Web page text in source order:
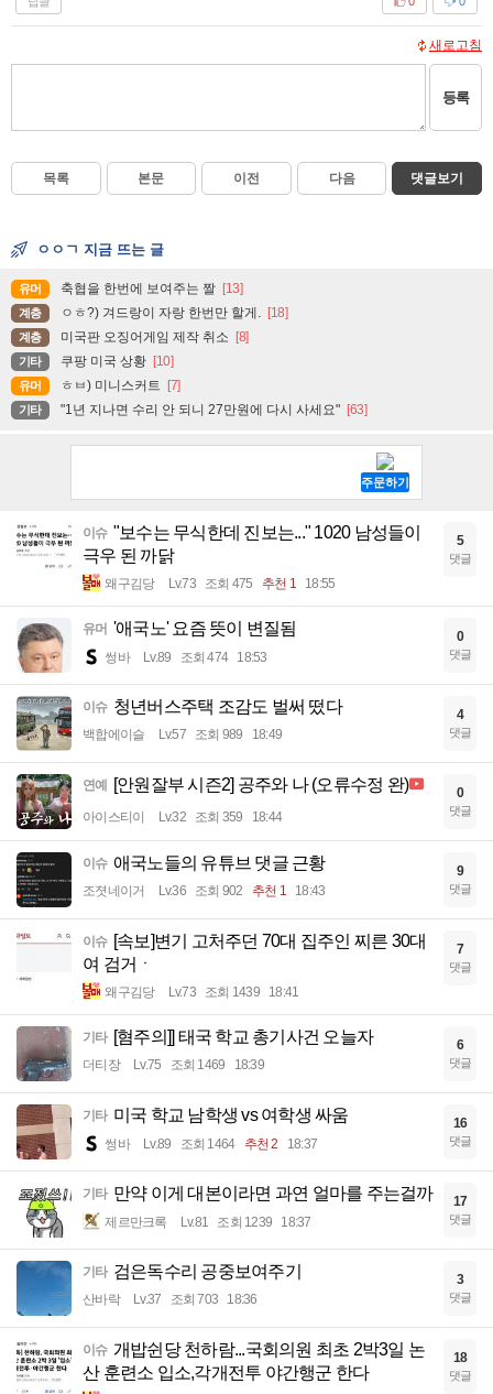
새로고침
등록
목록 본문 이전 다음 댓글보기
ㅇㅇㄱ 지금 뜨는 글
유머 축협을 한번에 보여주는 짤 [13]
계층 ㅇㅎ?) 겨드랑이 자랑 한번만 할게. [18]
계층 미국판 오징어게임 제작 취소 [8]
기타 쿠팡 미국 상황 [10]
유머 ㅎㅂ) 미니스커트 [7]
기타 "1년 지나면 수리 안 되니 27만원에 다시 사세요" [63]
이슈 "보수는 무식한데 진보는..." 1020 남성들이
극우 된 까닭
왜구김당 Lv.73 조회 475 추천 1 18:55
5
댓글
유머 '애국노' 요즘 뜻이 변질됨
썽바 Lv.89 조회 474 18:53
0
댓글
이슈 청년버스주택 조감도 벌써 떴다
백합에이슬 Lv.57 조회 989 18:49
4
댓글
연예 [안원잘부 시즌2] 공주와 나 (오류수정 완)
아이스티이 Lv.32 조회 359 18:44
0
댓글
이슈 애국노들의 유튜브 댓글 근황
조졋네이거 Lv.36 조회 902 추천 1 18:43
9
댓글
이슈 [속보]변기 고처주던 70대 집주인 찌른 30대
여 검거ㆍ
왜구김당 Lv.73 조회 1439 18:41
7
댓글
기타 [혐주의]] 태국 학교 총기사건 오늘자
더티장 Lv.75 조회 1469 18:39
6
댓글
기타 미국 학교 남학생 vs 여학생 싸움
썽바 Lv.89 조회 1464 추천 2 18:37
16
댓글
기타 만약 이게 대본이라면 과연 얼마를 주는걸까
제르만크록 Lv.81 조회 1239 18:37
17
댓글
기타 검은독수리 공중보여주기
산바락 Lv.37 조회 703 18:36
3
댓글
이슈 개밥쉰당 천하람...국회의원 최초 2박3일 논
산 훈련소 입소,각개전투 야간행군 한다
18
댓글